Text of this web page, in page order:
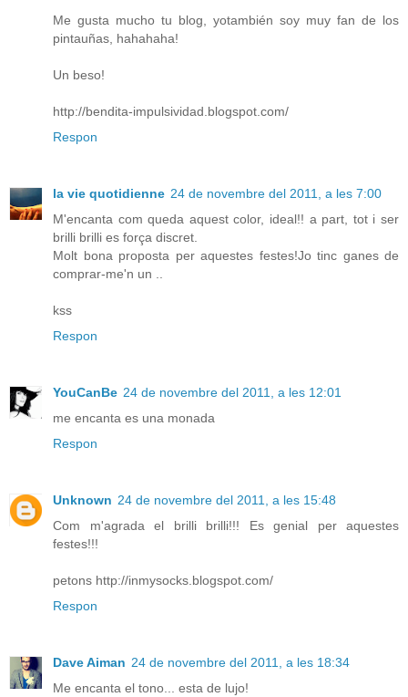
Me gusta mucho tu blog, yotambién soy muy fan de los
pintauñas, hahahaha!
Un beso!
http://bendita-impulsividad.blogspot.com/
Respon
la vie quotidienne 24 de novembre del 2011, a les 7:00
M'encanta com queda aquest color, ideal!! a part, tot i ser
brilli brilli es força discret.
Molt bona proposta per aquestes festes!Jo tinc ganes de
comprar-me'n un ..
kss
Respon
YouCanBe 24 de novembre del 2011, a les 12:01
me encanta es una monada
Respon
Unknown 24 de novembre del 2011, a les 15:48
Com m'agrada el brilli brilli!!! Es genial per aquestes
festes!!!
petons http://inmysocks.blogspot.com/
Respon
Dave Aiman 24 de novembre del 2011, a les 18:34
Me encanta el tono... esta de lujo!